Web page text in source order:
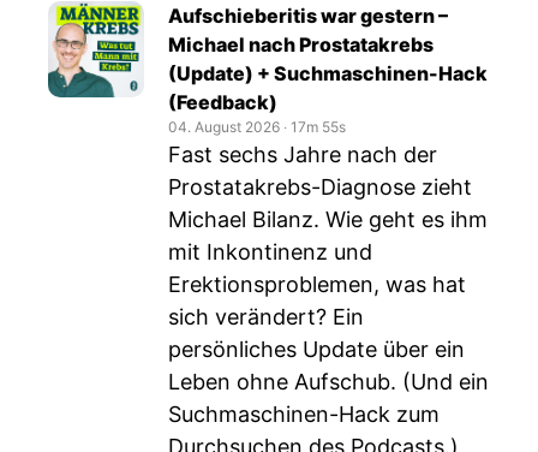
Aufschieberitis war gestern –
Michael nach Prostatakrebs
(Update) + Suchmaschinen-Hack
(Feedback)
04. August 2026 ‧ 17m 55s
Fast sechs Jahre nach der
Prostatakrebs-Diagnose zieht
Michael Bilanz. Wie geht es ihm
mit Inkontinenz und
Erektionsproblemen, was hat
sich verändert? Ein
persönliches Update über ein
Leben ohne Aufschub. (Und ein
Suchmaschinen-Hack zum
Durchsuchen des Podcasts.)